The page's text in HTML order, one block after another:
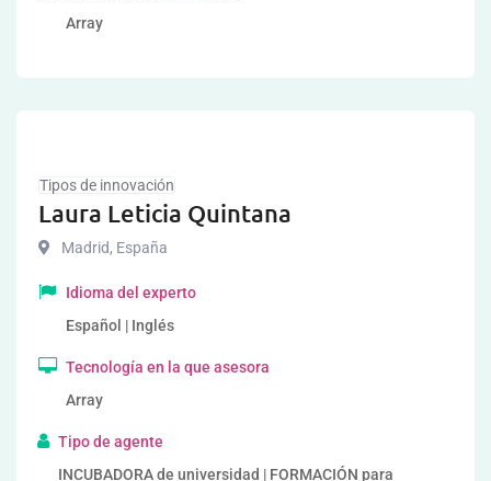
Array
Tipos de innovación
Laura Leticia Quintana
Madrid, España
Idioma del experto
Español | Inglés
Tecnología en la que asesora
Array
Tipo de agente
INCUBADORA de universidad | FORMACIÓN para